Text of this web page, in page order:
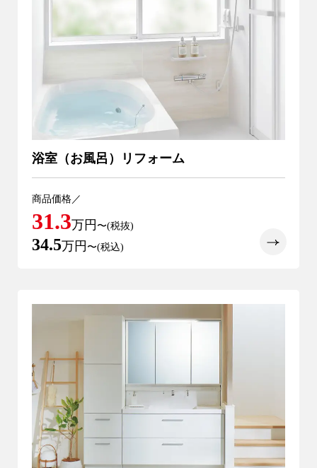
浴室（お風呂）リフォーム
商品価格／
31.3万円 〜(税抜)
34.5万円 〜(税込)